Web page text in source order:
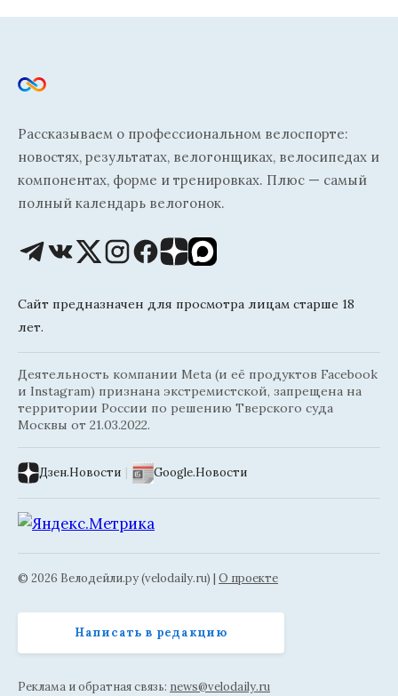
Рассказываем о профессиональном велоспорте:
новостях, результатах, велогонщиках, велосипедах и
компонентах, форме и тренировках. Плюс — самый
полный календарь велогонок.
Сайт предназначен для просмотра лицам старше 18
лет.
Деятельность компании Meta (и её продуктов Facebook
и Instagram) признана экстремистской, запрещена на
территории России по решению Тверского суда
Москвы от 21.03.2022.
Дзен.Новости | Google.Новости
© 2026 Велодейли.ру (velodaily.ru) | О проекте
Написать в редакцию
Реклама и обратная связь: news@velodaily.ru